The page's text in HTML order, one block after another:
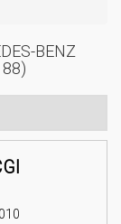
BENZ